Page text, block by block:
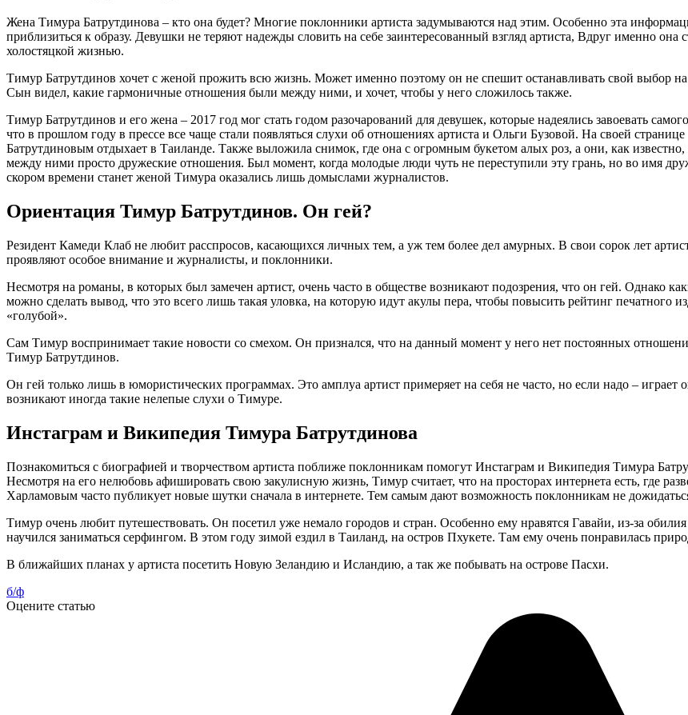
Жена Тимура Батрутдинова – кто она будет? Многие поклонники артиста задумываются над этим. Особенно эта
приблизиться к образу. Девушки не теряют надежды словить на себе заинтересованный взгляд артиста, Вдруг именно она
холостяцкой жизнью.
Тимур Батрутдинов хочет с женой прожить всю жизнь. Может именно поэтому он не спешит останавливать свой выбор
Сын видел, какие гармоничные отношения были между ними, и хочет, чтобы у него сложилось также.
Тимур Батрутдинов и его жена – 2017 год мог стать годом разочарований для девушек, которые надеялись завоевать
что в прошлом году в прессе все чаще стали появляться слухи об отношениях артиста и Ольги Бузовой. На своей
Батрутдиновым отдыхает в Таиланде. Также выложила снимок, где она с огромным букетом алых роз, а они, как
между ними просто дружеские отношения. Был момент, когда молодые люди чуть не переступили эту грань, но во имя
скором времени станет женой Тимура оказались лишь домыслами журналистов.
Ориентация Тимур Батрутдинов. Он гей?
Резидент Камеди Клаб не любит расспросов, касающихся личных тем, а уж тем более дел амурных. В свои сорок лет
проявляют особое внимание и журналисты, и поклонники.
Несмотря на романы, в которых был замечен артист, очень часто в обществе возникают подозрения, что он гей. Однако
можно сделать вывод, что это всего лишь такая уловка, на которую идут акулы пера, чтобы повысить рейтинг печатного
«голубой».
Сам Тимур воспринимает такие новости со смехом. Он признался, что на данный момент у него нет постоянных
Тимур Батрутдинов.
Он гей только лишь в юмористических программах. Это амплуа артист примеряет на себя не часто, но если надо –
возникают иногда такие нелепые слухи о Тимуре.
Инстаграм и Википедия Тимура Батрутдинова
Познакомиться с биографией и творчеством артиста поближе поклонникам помогут Инстаграм и Википедия Тимура
Несмотря на его нелюбовь афишировать свою закулисную жизнь, Тимур считает, что на просторах интернета есть, где
Харламовым часто публикует новые шутки сначала в интернете. Тем самым дают возможность поклонникам не
Тимур очень любит путешествовать. Он посетил уже немало городов и стран. Особенно ему нравятся Гавайи, из-за
научился заниматься серфингом. В этом году зимой ездил в Таиланд, на остров Пхукете. Там ему очень понравилась
В ближайших планах у артиста посетить Новую Зеландию и Исландию, а так же побывать на острове Пасхи.
б/ф
Оцените статью